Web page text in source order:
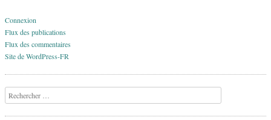
Connexion
Flux des publications
Flux des commentaires
Site de WordPress-FR
Recherche